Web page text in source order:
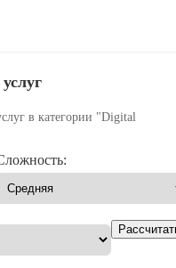
в категории "Digital